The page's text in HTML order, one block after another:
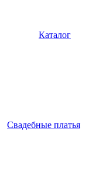
Каталог
Свадебные платья